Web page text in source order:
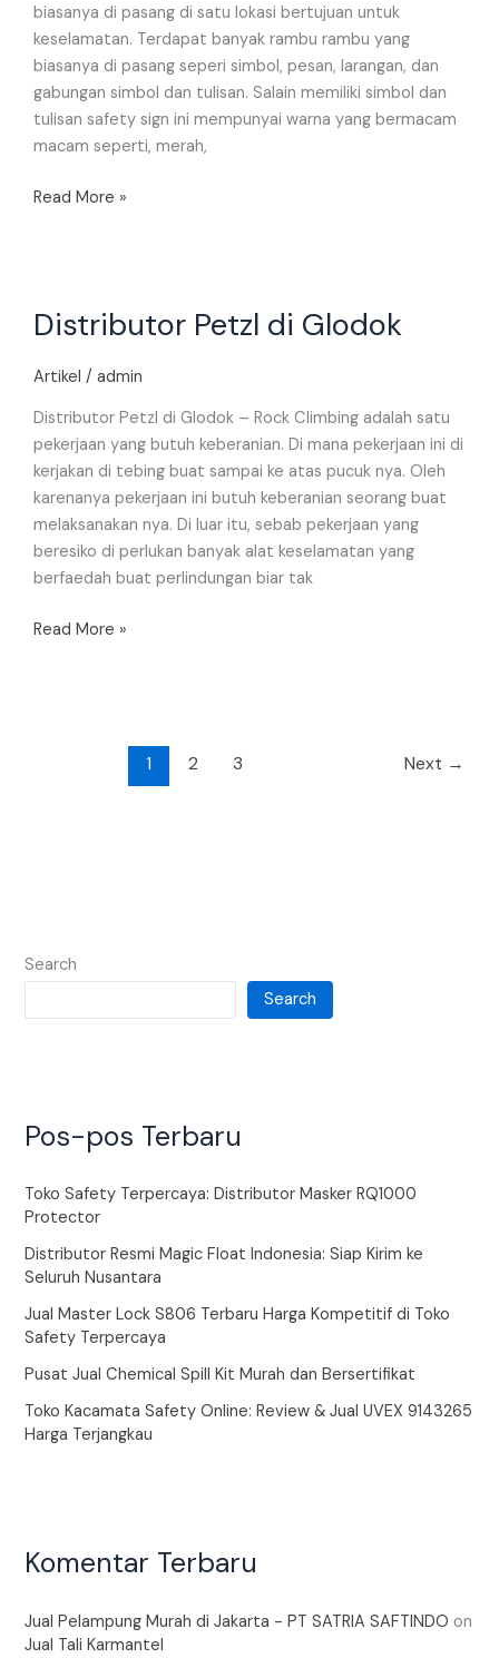
biasanya di pasang di satu lokasi bertujuan untuk
keselamatan. Terdapat banyak rambu rambu yang
biasanya di pasang seperi simbol, pesan, larangan, dan
gabungan simbol dan tulisan. Salain memiliki simbol dan
tulisan safety sign ini mempunyai warna yang bermacam
macam seperti, merah,
Read More »
Distributor Petzl di Glodok
Artikel / admin
Distributor Petzl di Glodok – Rock Climbing adalah satu
pekerjaan yang butuh keberanian. Di mana pekerjaan ini di
kerjakan di tebing buat sampai ke atas pucuk nya. Oleh
karenanya pekerjaan ini butuh keberanian seorang buat
melaksanakan nya. Di luar itu, sebab pekerjaan yang
beresiko di perlukan banyak alat keselamatan yang
berfaedah buat perlindungan biar tak
Petzl
Glodok
Read More »
1 2 3 Next →
Search
Search
Pos-pos Terbaru
Toko Safety Terpercaya: Distributor Masker RQ1000
Protector
Distributor Resmi Magic Float Indonesia: Siap Kirim ke
Seluruh Nusantara
Jual Master Lock S806 Terbaru Harga Kompetitif di Toko
Safety Terpercaya
Pusat Jual Chemical Spill Kit Murah dan Bersertifikat
Toko Kacamata Safety Online: Review & Jual UVEX 9143265
Harga Terjangkau
Komentar Terbaru
Jual Pelampung Murah di Jakarta - PT SATRIA SAFTINDO on
Jual Tali Karmantel